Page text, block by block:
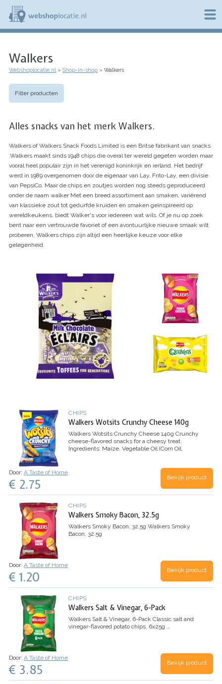
Overslaan
naar
de
b
s
h
a
i
e
l
Walkers
Kruimelpad
Webshoplocatie.nl Shop-in-shop Walkers
Filter producten
Alles snacks van het merk Walkers.
Walkers of Walkers Snack Foods Limited is een Britse fabrikant van snacks
.Walkers maakt sinds 1948 chips die overal ter wereld gegeten worden maar
vooral heel populair zijn in het verenigd koninkrijk en ierland. Het bedrijf
werd in 1989 overgenomen door de eigenaar van Lay, Frito-Lay, een divisie
van PepsiCo. Maar de chips en zoutjes worden nog steeds geproduceerd
onder de naam walker Met een breed assortiment aan smaken, variërend
van klassieke zout tot gedurfde kruiden en smaken geïnspireerd op
wereldkeukens, biedt Walker's voor iedereen wat wils. Of je nu op zoek
bent naar een vertrouwde favoriet of een avontuurlijke nieuwe smaak wilt
proberen, Walkers chips zijn altijd een heerlijke keuze voor elke
gelegenheid.
CHIPS
Walkers Wotsits Crunchy Cheese 140g
Walkers Wotsits Crunchy Cheese 140g Crunchy
cheese-flavored snacks for a cheesy treat.
Ingredients: Maize, Vegetable Oil (Corn Oil,
Door: A Taste of Home
€ 2.75 Bekijk product
CHIPS
Walkers Smoky Bacon, 32.5g
Walkers Smoky Bacon, 32.5g Walkers Smoky
Bacon, 32.5g
Door: A Taste of Home
€ 1.20 Bekijk product
CHIPS
Walkers Salt & Vinegar, 6-Pack
Walkers Salt & Vinegar, 6-Pack Classic salt and
vinegar-flavored potato chips. 6x25g …
Door: A Taste of Home
€ 3.85 Bekijk product